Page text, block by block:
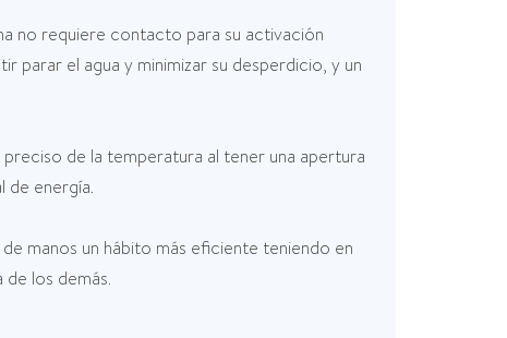
no requiere contacto para su activación
parar el agua y minimizar su desperdicio, y un
de la temperatura al tener una apertura
de energía.
manos un hábito más eficiente teniendo en
los demás.